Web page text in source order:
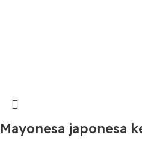
Mayonesa japonesa